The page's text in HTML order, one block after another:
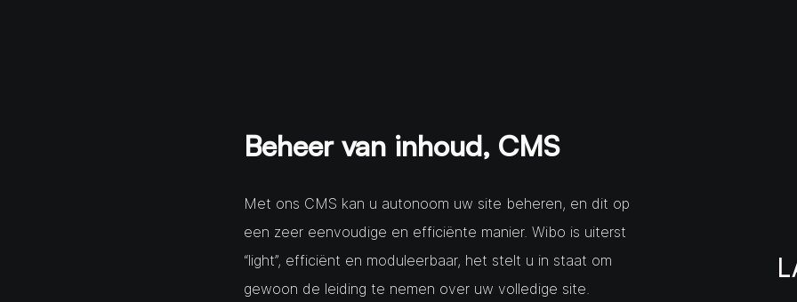
Beheer van inhoud, CMS
Met ons CMS kan u autonoom uw site beheren, en dit op
een zeer eenvoudige en efficiënte manier. Wibo is uiterst
“light”, efficiënt en moduleerbaar, het stelt u in staat om
gewoon de leiding te nemen over uw volledige site.